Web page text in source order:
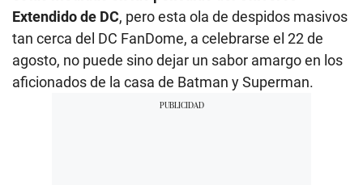
Extendido de DC, pero esta ola de despidos masivos
tan cerca del DC FanDome, a celebrarse el 22 de
agosto, no puede sino dejar un sabor amargo en los
aficionados de la casa de Batman y Superman.